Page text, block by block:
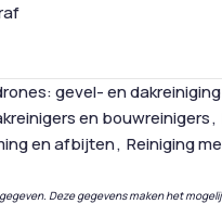
gevel- en
en bouwreinigers,
en afbijten, Reiniging
Deze gegevens maken het